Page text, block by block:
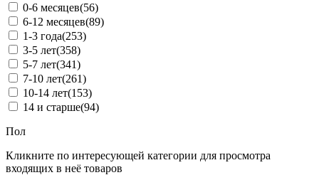
0-6 месяцев(56)
6-12 месяцев(89)
1-3 года(253)
3-5 лет(358)
5-7 лет(341)
7-10 лет(261)
10-14 лет(153)
14 и старше(94)
Пол
Кликните по интересующей категории для просмотра
входящих в неё товаров